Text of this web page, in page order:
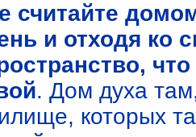
считайте
и отходя ко
. Дом духа
которых